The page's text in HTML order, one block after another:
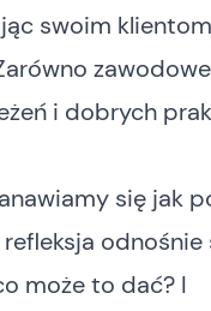
swoim klientom
i dobrych
się jak
odnośnie
może to dać? I